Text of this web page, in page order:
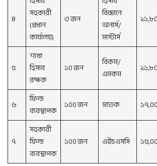
৪
সহকারী
(প্রধান
কার্যালয়)
৩ জন
বিজ্ঞানে
অনার্স/
মাস্টার্স
৫
শাখা
হিসাব
রক্ষক
১০ জন
বিকম/
এমকম
৬
ফিল্ড
ব্যবস্থাপক
১০০ জন স্নাতক
৭
সহকারী
ফিল্ড
ব্যবস্থাপক
১০০ জন এইচএসসি